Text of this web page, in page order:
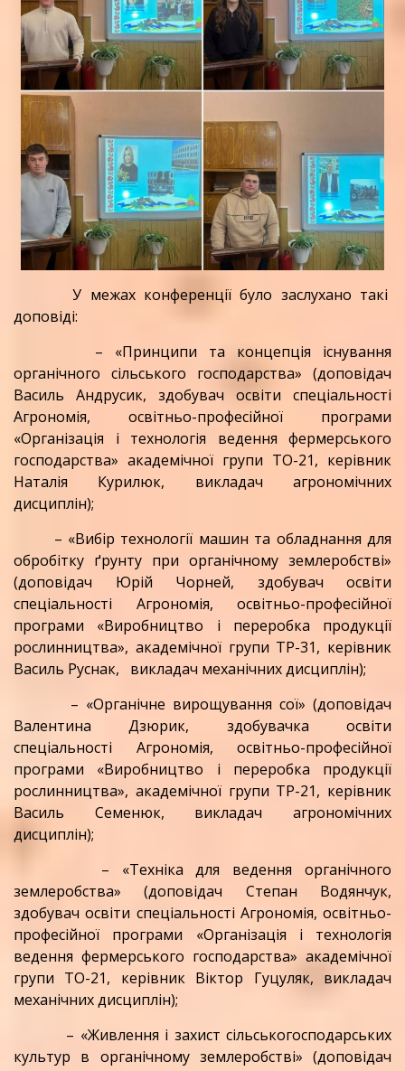
У межах конференції було заслухано такі
доповіді:
– «Принципи та концепція існування
органічного сільського господарства» (доповідач
Василь Андрусик, здобувач освіти спеціальності
Агрономія, освітньо-професійної програми
«Організація і технологія ведення фермерського
господарства» академічної групи ТО-21, керівник
Наталія Курилюк, викладач агрономічних
дисциплін);
– «Вибір технології машин та обладнання для
обробітку ґрунту при органічному землеробстві»
(доповідач Юрій Чорней, здобувач освіти
спеціальності Агрономія, освітньо-професійної
програми «Виробництво і переробка продукції
рослинництва», академічної групи ТР-31, керівник
Василь Руснак, викладач механічних дисциплін);
– «Органічне вирощування сої» (доповідач
Валентина Дзюрик, здобувачка освіти
спеціальності Агрономія, освітньо-професійної
програми «Виробництво і переробка продукції
рослинництва», академічної групи ТР-21, керівник
Василь Семенюк, викладач агрономічних
дисциплін);
– «Техніка для ведення органічного
землеробства» (доповідач Степан Водянчук,
здобувач освіти спеціальності Агрономія, освітньо-
професійної програми «Організація і технологія
ведення фермерського господарства» академічної
групи ТО-21, керівник Віктор Гуцуляк, викладач
механічних дисциплін);
– «Живлення і захист сільськогосподарських
культур в органічному землеробстві» (доповідач